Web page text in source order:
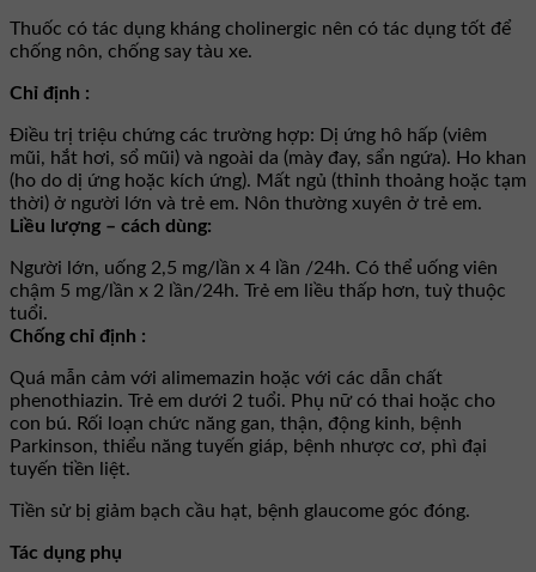
Thuốc có tác dụng kháng cholinergic nên có tác dụng tốt để
chống nôn, chống say tàu xe.
Chỉ định :
Điều trị triệu chứng các trường hợp: Dị ứng hô hấp (viêm
mũi, hắt hơi, sổ mũi) và ngoài da (mày đay, sẩn ngứa). Ho khan
(ho do dị ứng hoặc kích ứng). Mất ngủ (thỉnh thoảng hoặc tạm
thời) ở người lớn và trẻ em. Nôn thường xuyên ở trẻ em.
Liều lượng – cách dùng:
Người lớn, uống 2,5 mg/lần x 4 lần /24h. Có thể uống viên
chậm 5 mg/lần x 2 lần/24h. Trẻ em liều thấp hơn, tuỳ thuộc
tuổi.
Chống chỉ định :
Quá mẫn cảm với alimemazin hoặc với các dẫn chất
phenothiazin. Trẻ em dưới 2 tuổi. Phụ nữ có thai hoặc cho
con bú. Rối loạn chức năng gan, thận, động kinh, bệnh
Parkinson, thiểu năng tuyến giáp, bệnh nhược cơ, phì đại
tuyến tiền liệt.
Tiền sử bị giảm bạch cầu hạt, bệnh glaucome góc đóng.
Tác dụng phụ